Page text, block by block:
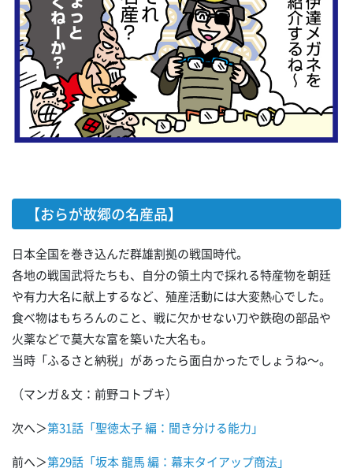
【おらが故郷の名産品】
日本全国を巻き込んだ群雄割拠の戦国時代。
各地の戦国武将たちも、自分の領土内で採れる特産物を朝廷
や有力大名に献上するなど、殖産活動には大変熱心でした。
食べ物はもちろんのこと、戦に欠かせない刀や鉄砲の部品や
火薬などで莫大な富を築いた大名も。
当時「ふるさと納税」があったら面白かったでしょうね～。
（マンガ＆文：前野コトブキ）
次へ＞第31話「聖徳太子 編：聞き分ける能力」
前へ＞第29話「坂本 龍馬 編：幕末タイアップ商法」